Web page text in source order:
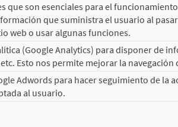
que son esenciales para el
que suministra el usuario al
web o usar algunas funciones.
(Google Analytics) para disponer de
Esto nos permite mejorar la navegación
Adwords para hacer seguimiento de la
al usuario.